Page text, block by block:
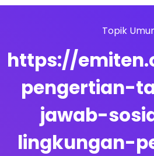
Topik
https://
pengertian-
jawab-
lingkungan-